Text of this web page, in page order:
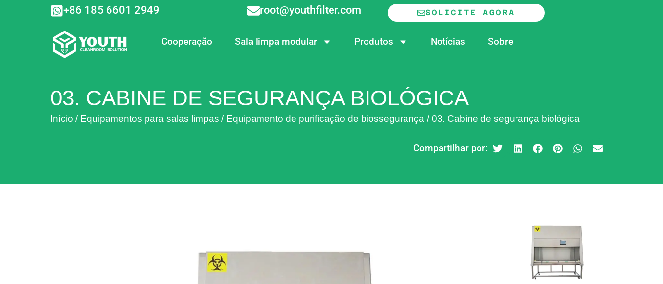
+86 185 6601 2949 root@youthfilter.com SOLICITE AGORA
Cooperação Sala limpa modular Produtos Notícias Sobre
03. CABINE DE SEGURANÇA BIOLÓGICA
Início / Equipamentos para salas limpas / Equipamento de purificação de biossegurança /03. Cabine de segurança biológica
Compartilhar por: